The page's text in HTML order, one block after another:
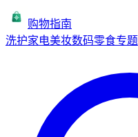
购物指南
洗护家电美妆数码零食专题